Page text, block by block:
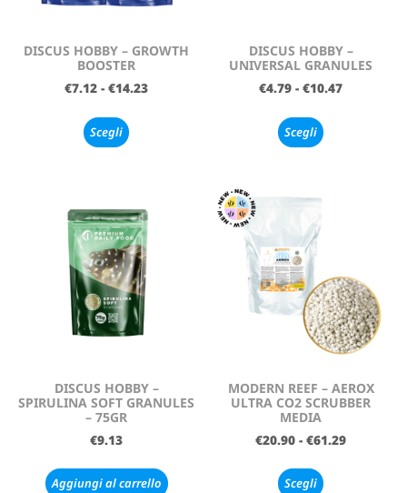
DISCUS HOBBY – GROWTH
BOOSTER
€7.12 - €14.23
Scegli
DISCUS HOBBY –
UNIVERSAL GRANULES
€4.79 - €10.47
Scegli
DISCUS HOBBY –
SPIRULINA SOFT GRANULES
– 75GR
€9.13
Aggiungi al carrello
MODERN REEF – AEROX
ULTRA CO2 SCRUBBER
MEDIA
€20.90 - €61.29
Scegli